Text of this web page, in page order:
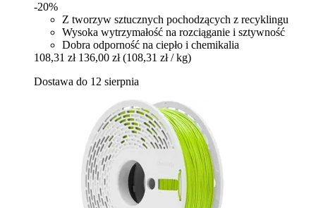
-20%
Z tworzyw sztucznych pochodzących z recyklingu
Wysoka wytrzymałość na rozciąganie i sztywność
Dobra odporność na ciepło i chemikalia
108,31 zł 136,00 zł (108,31 zł / kg)
Dostawa do 12 sierpnia